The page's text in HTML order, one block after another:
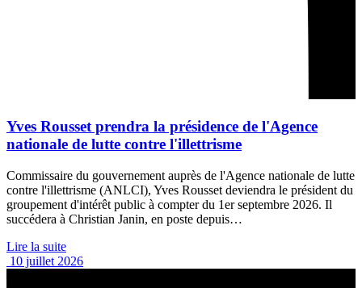
Yves Rousset prendra la présidence de l'Agence
nationale de lutte contre l'illettrisme
Commissaire du gouvernement auprès de l'Agence nationale de lutte
contre l'illettrisme (ANLCI), Yves Rousset deviendra le président du
groupement d'intérêt public à compter du 1er septembre 2026. Il
succédera à Christian Janin, en poste depuis…
Lire la suite
10 juillet 2026